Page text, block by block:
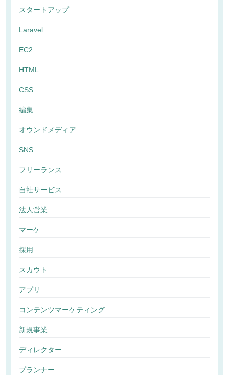
スタートアップ
Laravel
EC2
HTML
CSS
編集
オウンドメディア
SNS
フリーランス
自社サービス
法人営業
マーケ
採用
スカウト
アプリ
コンテンツマーケティング
新規事業
ディレクター
プランナー